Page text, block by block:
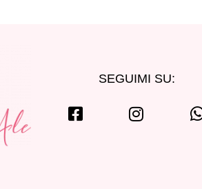
SEGUIMI SU: